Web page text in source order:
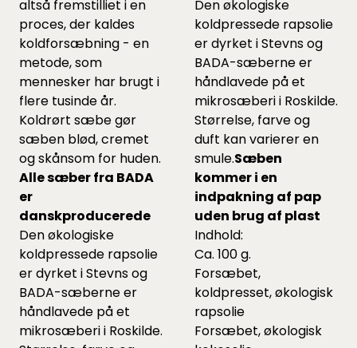
altså fremstilliet i en
proces, der kaldes
koldforsæbning - en
metode, som
mennesker har brugt i
flere tusinde år.
Koldrørt sæbe gør
sæben blød, cremet
og skånsom for huden.
Alle sæber fra BADA
er
danskproducerede
Den økologiske
koldpressede rapsolie
er dyrket i Stevns og
BADA-sæberne er
håndlavede på et
mikrosæberi i Roskilde.
Den økologiske
koldpressede rapsolie
er dyrket i Stevns og
BADA-sæberne er
håndlavede på et
mikrosæberi i Roskilde.
Størrelse, farve og
duft kan varierer en
smule.Sæben
kommer i en
indpakning af pap
uden brug af plast
Indhold:
Ca. 100 g.
Forsæbet,
koldpresset, økologisk
rapsolie
Forsæbet, økologisk